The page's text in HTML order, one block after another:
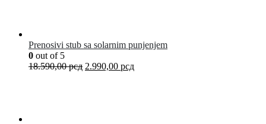
Prenosivi stub sa solarnim punjenjem
0 out of 5
18.590,00рсд 2.990,00 рсд